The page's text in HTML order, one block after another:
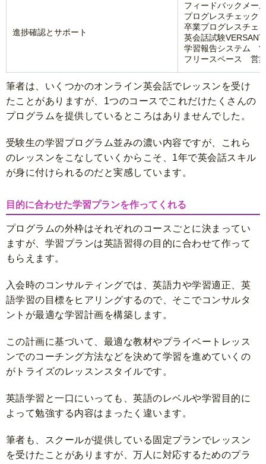
進捗確認とサポート
フィードバックメー
プログレスチェック
卒業プログレスチェ
英会話試験
学習報告システム
フリースペース 営
筆者は、いくつかのオンライン英会話でレッスンを受け
たことがありますが、1つのコースでこれだけたくさんの
プログラムを提供しているところはありませんでした。
受験生の学習プログラム並みの濃い内容ですが、これら
のレッスンをこなしていくからこそ、1年で英会話スキル
が身に付けられるのだと実感しています。
目的に合わせた学習プランを作ってくれる
プログラムの外枠はそれぞれのコースごとに決まってい
ますが、学習プランは英語習得の目的に合わせて作って
もらえます。
入会時のコンサルティングでは、英語力や学習適正、英
語学習の目標をヒアリングするので、そこでコンサルタ
ントが最適な学習計画を構築します。
この計画に基づいて、最適な教材やプライベートレッス
ンでのコーチング方法などを決めて学習を進めていくの
がトライズのレッスンスタイルです。
英語学習と一口にいっても、英語のレベルや学習目的に
よって勉強する内容はまったく違います。
筆者も、スクールが提供している固定プランでレッスン
を受けたことがありますが、万人に対応するためのプラ